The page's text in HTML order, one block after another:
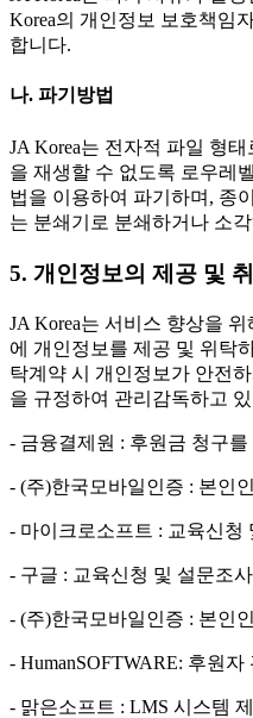
Korea의 개인정보 보호책임
합니다.
나. 파기방법
JA Korea는 전자적 파일 형
을 재생할 수 없도록 로우레
법을 이용하여 파기하며, 종
는 분쇄기로 분쇄하거나 소
5. 개인정보의 제공 및
JA Korea는 서비스 향상을
에 개인정보를 제공 및 위탁
탁계약 시 개인정보가 안전
을 규정하여 관리감독하고
- 금융결제원 : 후원금 청구
- (주)한국모바일인증 : 본인
- 마이크로소프트 : 교육신청
- 구글 : 교육신청 및 설문조사
- (주)한국모바일인증 : 본인
- HumanSOFTWARE: 후원
- 맑은소프트 : LMS 시스템